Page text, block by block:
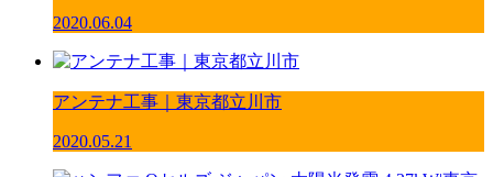
2020.06.04
アンテナ工事｜東京都立川市
2020.05.21